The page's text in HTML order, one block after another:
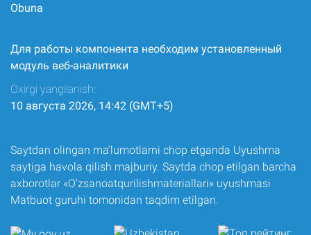
Obuna
Для работы компонента необходим установленный
модуль веб-аналитики
Oxirgi yangilanish:
10 августа 2026, 14:42 (GMT+5)
Saytdan olingan ma’lumotlarni chop etganda Uyushma
saytiga havola qilish majburiy. Saytda chop etilgan barcha
axborotlar «O‘zsanoatqurilishmateriallari» uyushmasi
Matbuot guruhi tomonidan taqdim etilgan.